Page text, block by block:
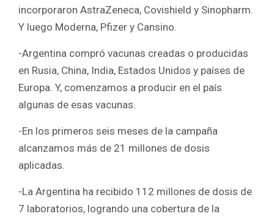
incorporaron AstraZeneca, Covishield y Sinopharm.
Y luego Moderna, Pfizer y Cansino.
-Argentina compró vacunas creadas o producidas
en Rusia, China, India, Estados Unidos y países de
Europa. Y, comenzamos a producir en el país
algunas de esas vacunas.
-En los primeros seis meses de la campaña
alcanzamos más de 21 millones de dosis
aplicadas.
-La Argentina ha recibido 112 millones de dosis de
7 laboratorios, logrando una cobertura de la